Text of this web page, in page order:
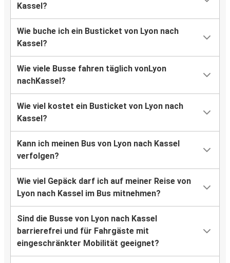
Kassel?
Wie buche ich ein Busticket von Lyon nach
Kassel?
Wie viele Busse fahren täglich vonLyon
nachKassel?
Wie viel kostet ein Busticket von Lyon nach
Kassel?
Kann ich meinen Bus von Lyon nach Kassel
verfolgen?
Wie viel Gepäck darf ich auf meiner Reise von
Lyon nach Kassel im Bus mitnehmen?
Sind die Busse von Lyon nach Kassel
barrierefrei und für Fahrgäste mit
eingeschränkter Mobilität geeignet?